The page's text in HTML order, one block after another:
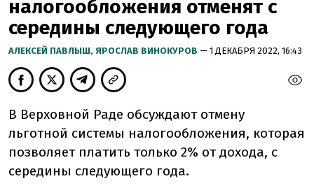
налогообложения отменят с
середины следующего года
АЛЕКСЕЙ ПАВЛЫШ, ЯРОСЛАВ ВИНОКУРОВ — 1 ДЕКАБРЯ 2022, 16:43
В Верховной Раде обсуждают отмену
льготной системы налогообложения, которая
позволяет платить только 2% от дохода, с
середины следующего года.